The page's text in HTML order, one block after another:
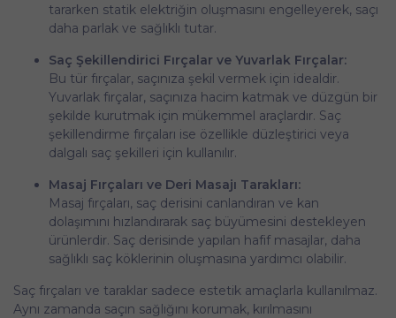
tararken statik elektriğin oluşmasını engelleyerek, saçı
daha parlak ve sağlıklı tutar.
Saç Şekillendirici Fırçalar ve Yuvarlak Fırçalar:
Bu tür fırçalar, saçınıza şekil vermek için idealdir.
Yuvarlak fırçalar, saçınıza hacim katmak ve düzgün bir
şekilde kurutmak için mükemmel araçlardır. Saç
şekillendirme fırçaları ise özellikle düzleştirici veya
dalgalı saç şekilleri için kullanılır.
Masaj Fırçaları ve Deri Masajı Tarakları:
Masaj fırçaları, saç derisini canlandıran ve kan
dolaşımını hızlandırarak saç büyümesini destekleyen
ürünlerdir. Saç derisinde yapılan hafif masajlar, daha
sağlıklı saç köklerinin oluşmasına yardımcı olabilir.
Saç fırçaları ve taraklar sadece estetik amaçlarla kullanılmaz.
Aynı zamanda saçın sağlığını korumak, kırılmasını